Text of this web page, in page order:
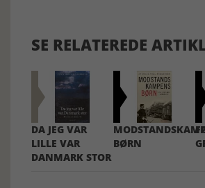
SE RELATEREDE
DA JEG VAR
LILLE VAR
DANMARK STOR
BØRN